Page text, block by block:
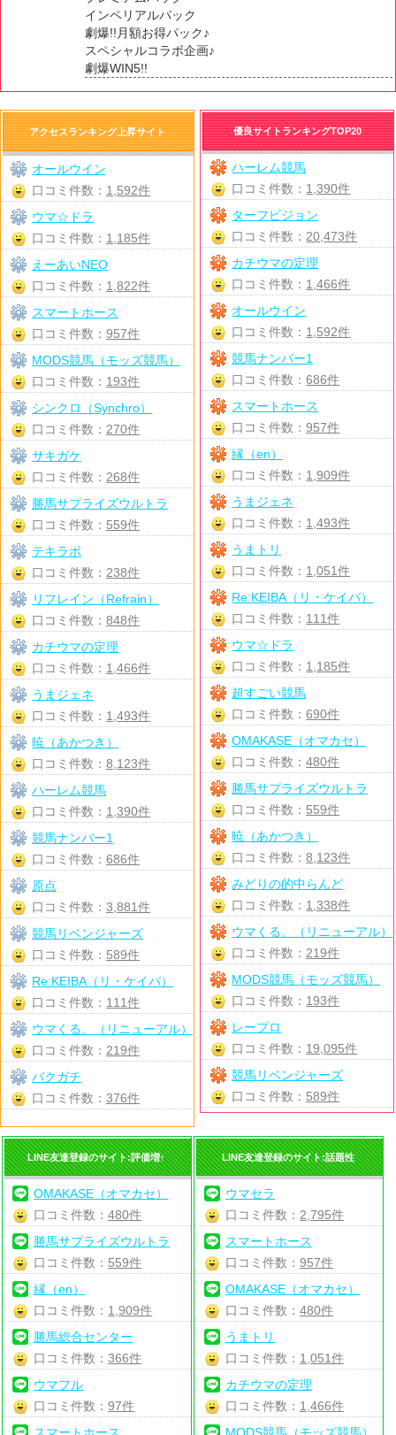
インペリアルパック
劇爆!!月額お得パック♪
スペシャルコラボ企画♪
劇爆WIN5!!
優良サイトランキングTOP20
ハーレム競馬
口コミ件数： 1,390件
ターフビジョン
口コミ件数： 20,473件
カチウマの定理
口コミ件数： 1,466件
オールウイン
口コミ件数： 1,592件
競馬ナンバー1
口コミ件数：686件
スマートホース
口コミ件数：957件
縁（en）
口コミ件数： 1,909件
うまジェネ
口コミ件数： 1,493件
うまトリ
口コミ件数： 1,051件
Re:KEIBA（リ・ケイバ）
口コミ件数： 111件
ウマ☆ドラ
口コミ件数： 1,185件
超すごい競馬
口コミ件数：690件
OMAKASE（オマカセ）
口コミ件数：480件
勝馬サプライズウルトラ
口コミ件数： 559件
暁（あかつき）
口コミ件数：8,123件
みどりの的中らんど
口コミ件数： 1,338件
ウマくる。（リニューアル）
口コミ件数： 219件
MODS競馬（モッズ競馬）
口コミ件数： 193件
レープロ
口コミ件数： 19,095件
競馬リベンジャーズ
口コミ件数： 589件
アクセスランキング上昇サイト
オールウイン
口コミ件数： 1,592件
ウマ☆ドラ
口コミ件数： 1,185件
えーあいNEO
口コミ件数： 1,822件
スマートホース
口コミ件数： 957件
MODS競馬（モッズ競馬）
口コミ件数： 193件
シンクロ（Synchro）
口コミ件数： 270件
サキガケ
口コミ件数： 268件
勝馬サプライズウルトラ
口コミ件数： 559件
テキラボ
口コミ件数： 238件
リフレイン（Refrain）
口コミ件数： 848件
カチウマの定理
口コミ件数： 1,466件
うまジェネ
口コミ件数： 1,493件
暁（あかつき）
口コミ件数： 8,123件
ハーレム競馬
口コミ件数： 1,390件
競馬ナンバー1
口コミ件数： 686件
原点
口コミ件数： 3,881件
競馬リベンジャーズ
口コミ件数： 589件
Re:KEIBA（リ・ケイバ）
口コミ件数： 111件
ウマくる。（リニューアル）
口コミ件数： 219件
バクガチ
口コミ件数： 376件
LINE友達登録のサイト:評価増↑
OMAKASE（オマカセ）
口コミ件数：480件
勝馬サプライズウルトラ
口コミ件数： 559件
縁（en）
口コミ件数： 1,909件
勝馬総合センター
口コミ件数：366件
ウマフル
口コミ件数：97件
LINE友達登録のサイト:話題性
ウマセラ
口コミ件数： 2,795件
スマートホース
口コミ件数： 957件
OMAKASE（オマカセ）
口コミ件数： 480件
うまトリ
口コミ件数： 1,051件
カチウマの定理
口コミ件数： 1,466件